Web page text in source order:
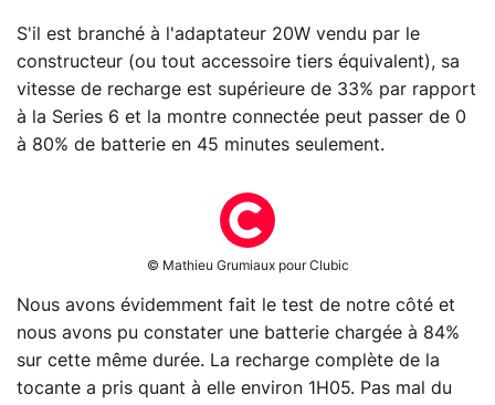
S'il est branché à l'adaptateur 20W vendu par le
constructeur (ou tout accessoire tiers équivalent), sa
vitesse de recharge est supérieure de 33% par rapport
à la Series 6 et la montre connectée peut passer de 0
à 80% de batterie en 45 minutes seulement.
© Mathieu Grumiaux pour Clubic
Nous avons évidemment fait le test de notre côté et
nous avons pu constater une batterie chargée à 84%
sur cette même durée. La recharge complète de la
tocante a pris quant à elle environ 1H05. Pas mal du